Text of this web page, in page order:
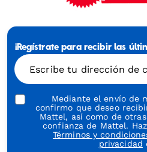
-
Generations
Play
¡Regístrate para recibir las
Escribe tu dirección de
Mediante el envío de
confirmo que deseo
Mattel, así como de
confianza de Mattel.
Términos y
privacidad